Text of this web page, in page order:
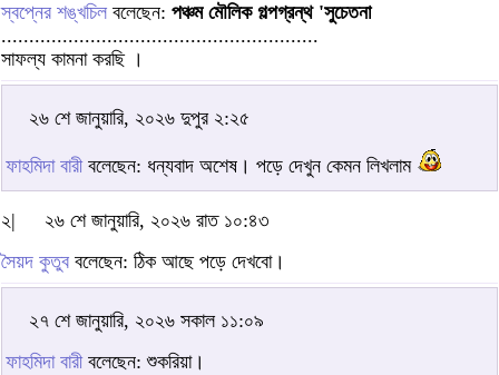
স্বপ্নের শঙ্খচিল বলেছেন: পঞ্চম মৌলিক গল্পগ্রন্থ 'সুচেতনা
.........................................................
সাফল্য কামনা করছি ।
২৬ শে জানুয়ারি, ২০২৬ দুপুর ২:২৫
ফাহমিদা বারীবলেছেন: ধন্যবাদ অশেষ। পড়ে দেখুন কেমন লিখলাম
২|
২৬ শে জানুয়ারি, ২০২৬ রাত ১০:৪৩
সৈয়দ কুতুব বলেছেন: ঠিক আছে পড়ে দেখবো।
২৭ শে জানুয়ারি, ২০২৬ সকাল ১১:০৯
ফাহমিদা বারীবলেছেন: শুকরিয়া।